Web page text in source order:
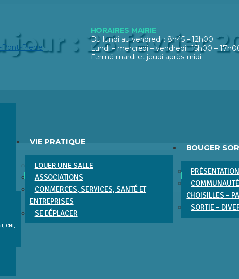
HORAIRES MAIRIE
Du lundi au vendredi : 8h45 – 12h00
Lundi – mercredi – vendredi : 15h00 –
Fermé mardi et jeudi après-midi
CNI,
VIE PRATIQUE
LOUER UNE SALLE
ASSOCIATIONS
COMMERCES, SERVICES, SANTÉ ET
ENTREPRISES
SE DÉPLACER
BOUGER
CHOISILLES –
SORTIE –
jour : 26 février